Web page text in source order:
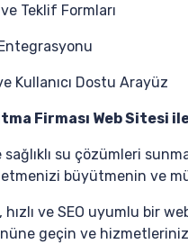
Teklif Formları
Kullanıcı Dostu Arayüz
Firması Web Sitesi
su çözümleri
büyütmenin ve
ve SEO uyumlu bir
geçin ve